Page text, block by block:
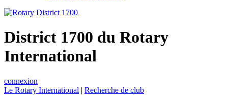
District 1700 du Rotary
International
connexion
Le Rotary International | Recherche de club